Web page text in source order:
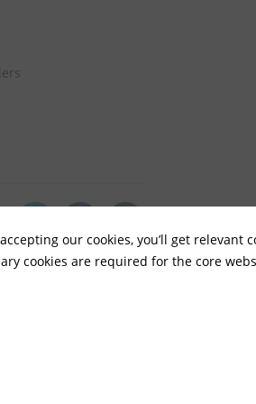
our cookies, you’ll get relevant
cookies are required for the core
our cookies, you’ll get relevant
cookies are required for the core